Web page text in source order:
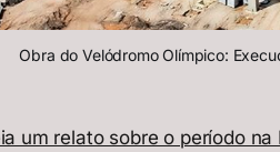
Obra do Velódromo Olímpico:
um relato sobre o período na